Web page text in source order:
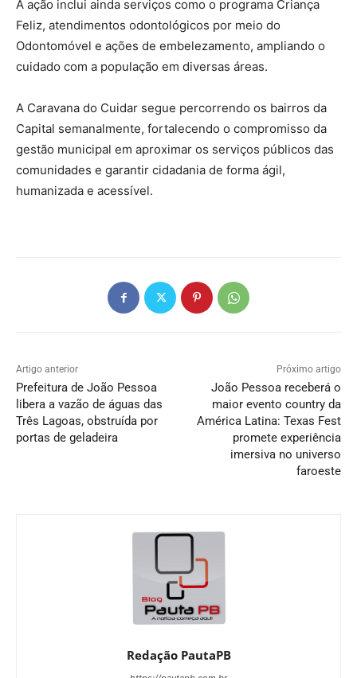
A ação inclui ainda serviços como o programa Criança
Feliz, atendimentos odontológicos por meio do
Odontomóvel e ações de embelezamento, ampliando o
cuidado com a população em diversas áreas.
A Caravana do Cuidar segue percorrendo os bairros da
Capital semanalmente, fortalecendo o compromisso da
gestão municipal em aproximar os serviços públicos das
comunidades e garantir cidadania de forma ágil,
humanizada e acessível.
Artigo anterior
Prefeitura de João Pessoa
libera a vazão de águas das
Três Lagoas, obstruída por
portas de geladeira
Próximo artigo
João Pessoa receberá o
maior evento country da
América Latina: Texas Fest
promete experiência
imersiva no universo
faroeste
Redação PautaPB